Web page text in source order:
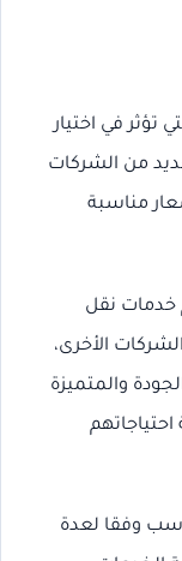
تؤثر في اختيار
من الشركات
مناسبة
خدمات نقل
الأخرى،
والمتميزة
وفقا لعدة